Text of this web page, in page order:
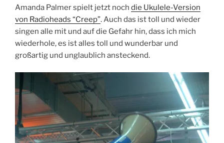
Amanda Palmer spielt jetzt noch die Ukulele-Version
von Radioheads “Creep”. Auch das ist toll und wieder
singen alle mit und auf die Gefahr hin, dass ich mich
wiederhole, es ist alles toll und wunderbar und
großartig und unglaublich ansteckend.